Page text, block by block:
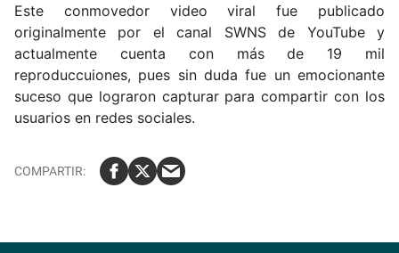
Este conmovedor video viral fue publicado
originalmente por el canal SWNS de YouTube y
actualmente cuenta con más de 19 mil
reproduccuiones, pues sin duda fue un emocionante
suceso que lograron capturar para compartir con los
usuarios en redes sociales.